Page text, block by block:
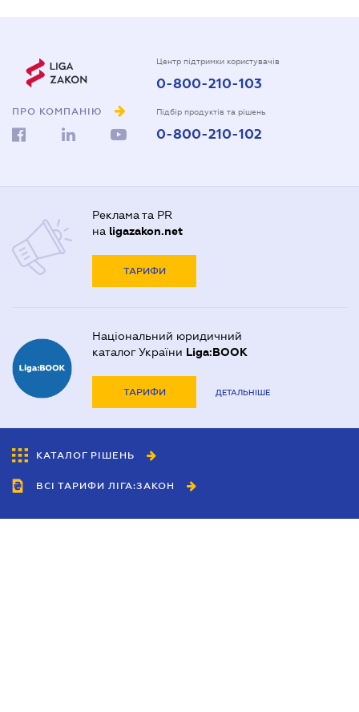
ПРО КОМПАНІЮ
Центр підтримки користувачів
0-800-210-103
Підбір продуктів та рішень
0-800-210-102
Реклама та PR
на ligazakon.net
ТАРИФИ
Національний юридичний
каталог України Liga:BOOK
ТАРИФИ ДЕТАЛЬНІШЕ
КАТАЛОГ РІШЕНЬ
ВСІ ТАРИФИ ЛІГА:ЗАКОН